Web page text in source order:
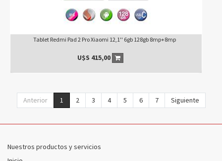
Tablet Redmi Pad 2 Pro Xiaomi 12,1'' 6gb 128gb 8mp+8mp
U$S 415,00
Anterior 1 2 3 4 5 6 7 Siguiente
Nuestros productos y servicios